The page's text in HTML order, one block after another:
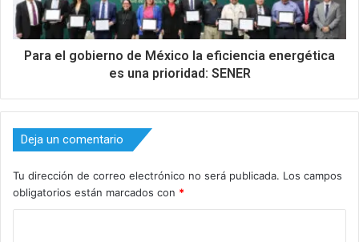
Para el gobierno de México la eficiencia energética
es una prioridad: SENER
Deja un comentario
Tu dirección de correo electrónico no será publicada. Los campos
obligatorios están marcados con *